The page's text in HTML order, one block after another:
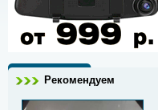
Рекомендуем